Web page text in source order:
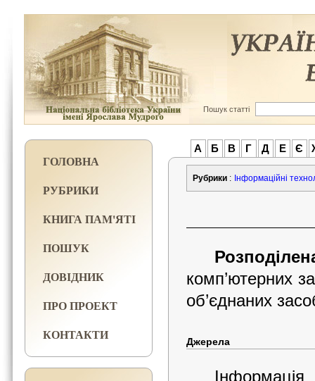
Пошук статті
ГОЛОВНА
РУБРИКИ
КНИГА ПАМ'ЯТІ
ПОШУК
ДОВІДНИК
ПРО ПРОЕКТ
КОНТАКТИ
А Б В Г Д Е Є
Рубрики : Інформаційні
комп’ютер­них
об’єднаних
Джерела